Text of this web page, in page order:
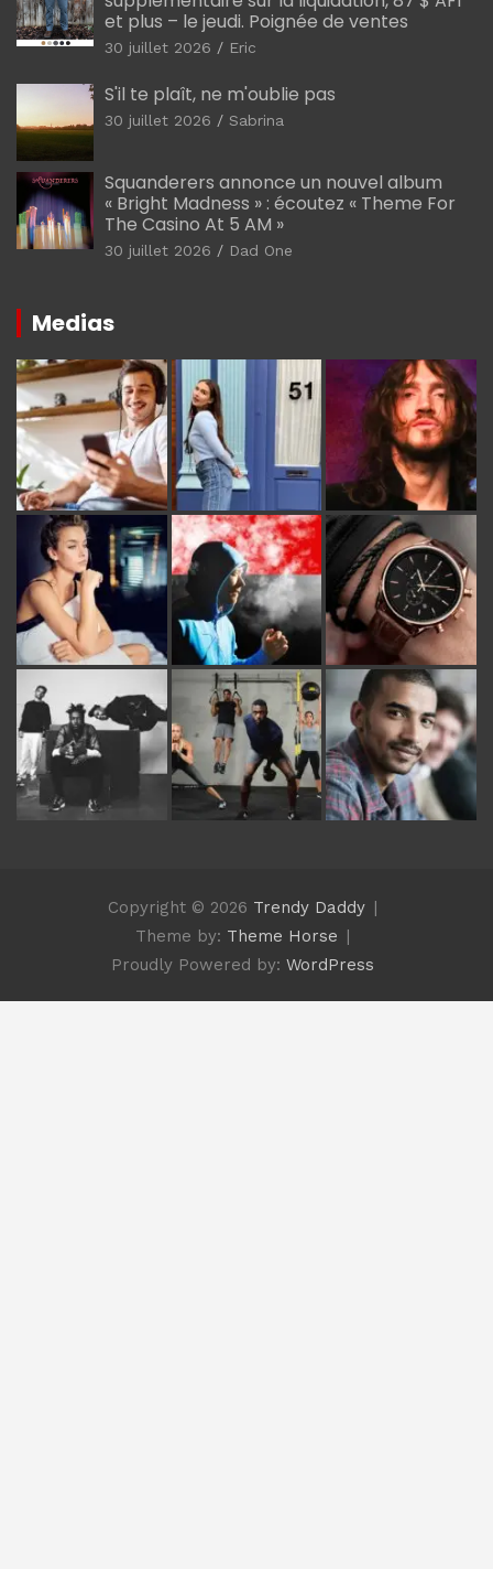
et plus – le jeudi. Poignée de ventes
30 juillet 2026 Eric
S'il te plaît, ne m'oublie pas
30 juillet 2026 Sabrina
Squanderers annonce un nouvel album
« Bright Madness » : écoutez « Theme For
The Casino At 5 AM »
30 juillet 2026 Dad One
Medias
Copyright © 2026 Trendy Daddy
Theme by: Theme Horse
Proudly Powered by: WordPress